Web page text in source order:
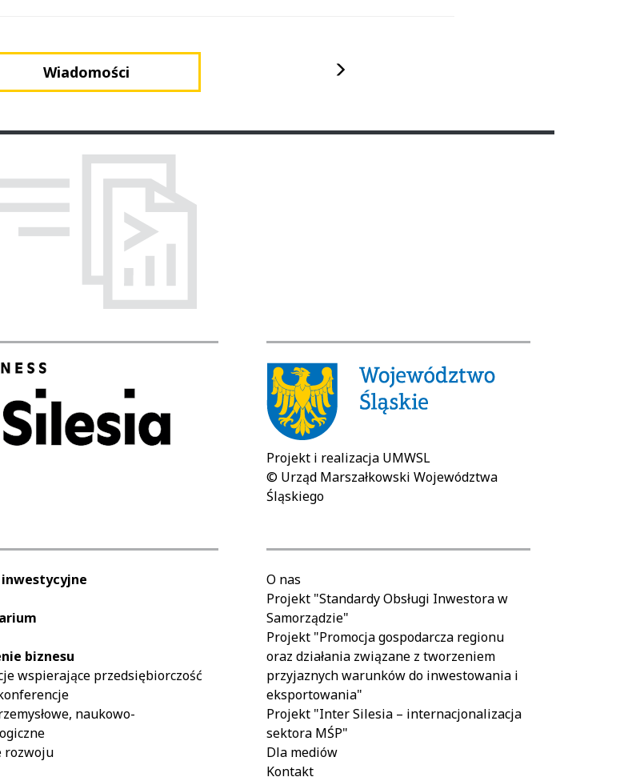
Wiadomości
Projekt i realizacja UMWSL
© Urząd Marszałkowski Województwa
Śląskiego
biznesu
wspierające przedsiębiorczość
naukowo-
rozwoju
O nas
Projekt "Standardy Obsługi Inwestora w
Samorządzie"
Projekt "Promocja gospodarcza regionu
oraz działania związane z tworzeniem
przyjaznych warunków do inwestowania i
eksportowania"
Projekt "Inter Silesia – internacjonalizacja
sektora MŚP"
Dla mediów
Kontakt